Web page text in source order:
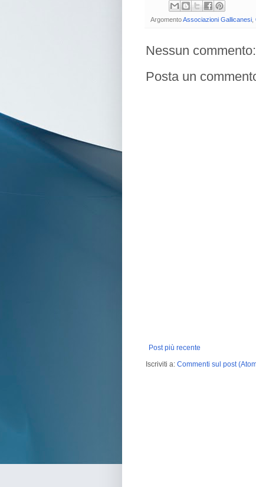
ArgomentoAssociazioni Gallicanesi
Nessun commento:
Posta un
Post più recente
Iscriviti a: Commenti sul post